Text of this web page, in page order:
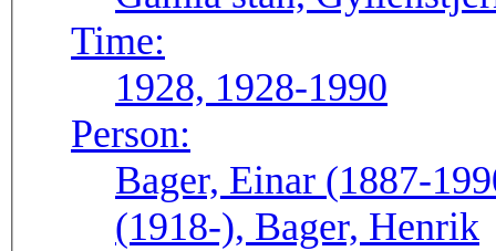
Time:
1928, 1928-1990
Person:
Bager, Einar (1887-
(1918-), Bager, Henrik